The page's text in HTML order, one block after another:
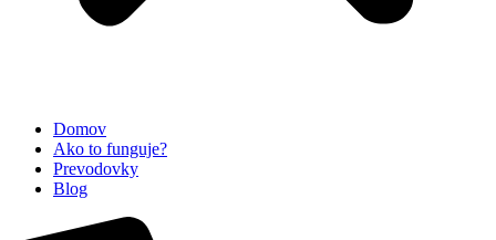
Domov
Ako to funguje?
Prevodovky
Blog